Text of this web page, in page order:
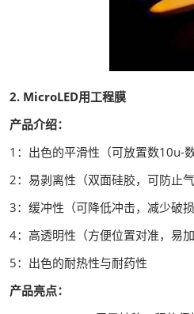
2. MicroLED用工程膜
产品介绍：
1：出色的平滑性（可放置数10u-
2：易剥离性（双面硅胶，可防止气
3：缓冲性（可降低冲击，减少破损
4：高透明性（方便位置对准，易加
5：出色的耐热性与耐药性
产品亮点：